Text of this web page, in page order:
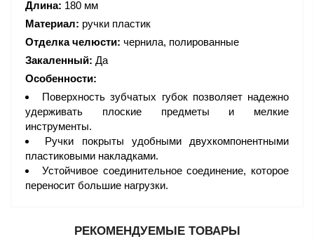
Длина: 180 мм
Материал: ручки пластик
Отделка челюсти: чернила, полированные
Закаленный: Да
Особенности:
Поверхность зубчатых губок позволяет надежно
удерживать плоские предметы и мелкие
инструменты.
Ручки покрыты удобными двухкомпонентными
пластиковыми накладками.
Устойчивое соединительное соединение, которое
переносит большие нагрузки.
РЕКОМЕНДУЕМЫЕ ТОВАРЫ